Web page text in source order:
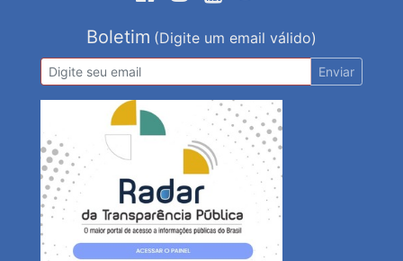
Boletim (Digite um email válido)
Enviar